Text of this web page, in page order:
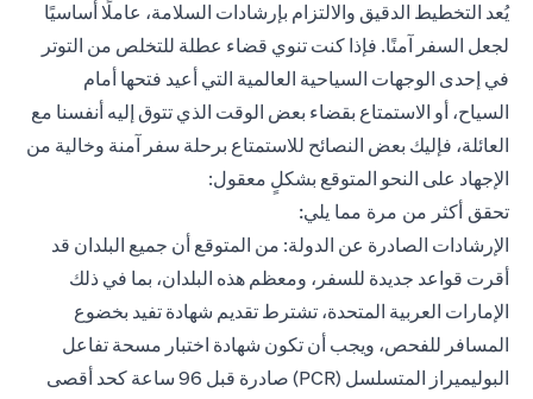
يُعد التخطيط الدقيق والالتزام بإرشادات السلامة، عاملًا أساسيًا
لجعل السفر آمنًا. فإذا كنت تنوي قضاء عطلة للتخلص من التوتر
في إحدى الوجهات السياحية العالمية التي أعيد فتحها أمام
السياح، أو الاستمتاع بقضاء بعض الوقت الذي تتوق إليه أنفسنا مع
العائلة، فإليك بعض النصائح للاستمتاع برحلة سفر آمنة وخالية من
الإجهاد على النحو المتوقع بشكلٍ معقول:
تحقق أكثر من مرة مما يلي:
الإرشادات الصادرة عن الدولة: من المتوقع أن جميع البلدان قد
أقرت قواعد جديدة للسفر، ومعظم هذه البلدان، بما في ذلك
الإمارات العربية المتحدة، تشترط تقديم شهادة تفيد بخضوع
المسافر للفحص، ويجب أن تكون شهادة اختبار مسحة تفاعل
البوليميراز المتسلسل (PCR) صادرة قبل 96 ساعة كحد أقصى